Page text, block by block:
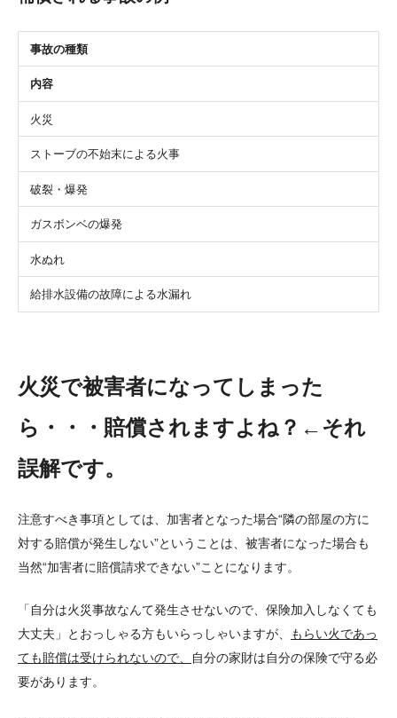
事故の種類
内容
火災
ストーブの不始末による火事
破裂・爆発
ガスボンベの爆発
水ぬれ
給排水設備の故障による水漏れ
火災で被害者になってしまった
ら・・・賠償されますよね？ ←それ
誤解です。
注意すべき事項としては、加害者となった場合“隣の部屋の方に
対する賠償が発生しない”ということは、被害者になった場合も
当然“加害者に賠償請求できない”ことになります。
「自分は火災事故なんて発生させないので、保険加入しなくても
大丈夫」とおっしゃる方もいらっしゃいますが、
もらい火であっ
ても賠償は受けられないので、
自分の家財は自分の保険で守る必
要があります。